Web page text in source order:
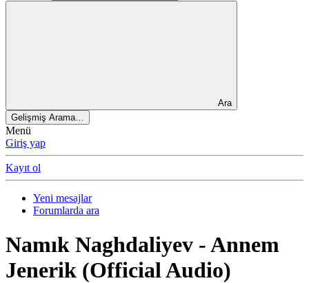
Ara
Gelişmiş Arama…
Menü
Giriş yap
Kayıt ol
Yeni mesajlar
Forumlarda ara
Namık Naghdaliyev - Annem
Jenerik (Official Audio)